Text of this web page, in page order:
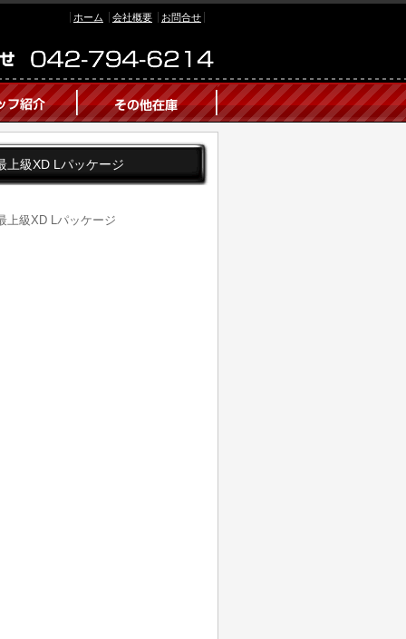
ホーム 会社概要 お問合せ
上級XD Lパッケージ
上級XD Lパッケージ